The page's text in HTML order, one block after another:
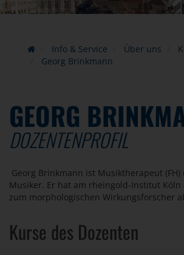
Info & Service Über uns
Georg Brinkmann
GEORG
DOZENTENPROFIL
Georg Brinkmann ist Musiktherapeut
Musiker. Er hat am rheingold-Institut
zum morphologischen Wirkungsforscher
Kurse des Dozenten